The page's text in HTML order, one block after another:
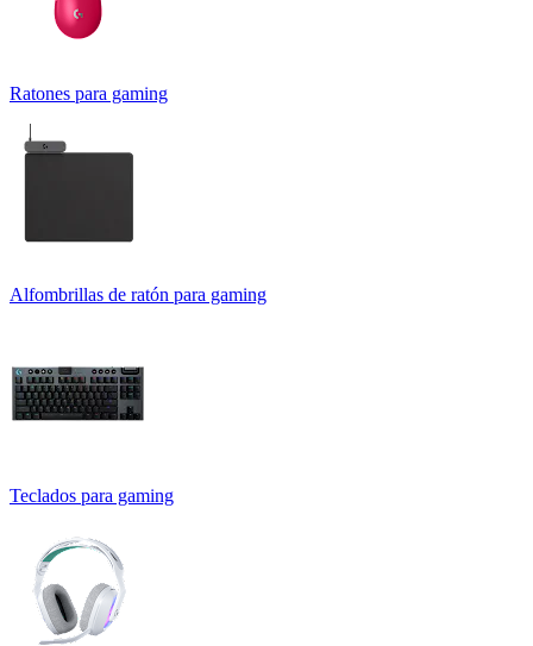
Ratones para gaming
Alfombrillas de ratón para gaming
Teclados para gaming